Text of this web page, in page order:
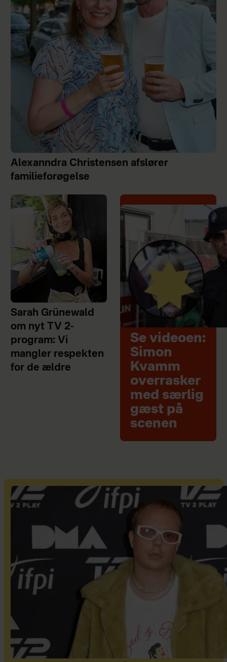
Alexanndra Christensen afslører
familieforøgelse
Sarah Grünewald
om nyt TV 2-
program: Vi
mangler respekten
for de ældre
Se videoen:
Simon
Kvamm
overrasker
med særlig
gæst på
scenen